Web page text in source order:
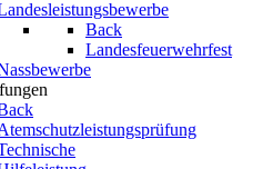
Back
Landesfeuerwehrfest